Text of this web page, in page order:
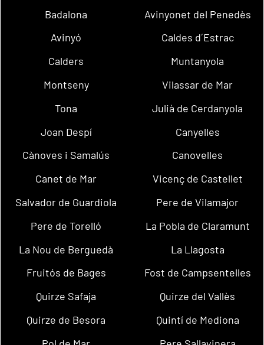
Badalona
Avinyonet del Penedès
Avinyó
Caldes d´Estrac
Calders
Muntanyola
Montseny
Vilassar de Mar
Tona
Julià de Cerdanyola
Joan Despí
Canyelles
Cànoves i Samalús
Canovelles
Canet de Mar
Vicenç de Castellet
Salvador de Guardiola
Pere de Vilamajor
Pere de Torelló
La Pobla de Claramunt
La Nou de Berguedà
La Llagosta
Fruitós de Bages
Fost de Campsentelles
Quirze Safaja
Quirze del Vallès
Quirze de Besora
Quintí de Mediona